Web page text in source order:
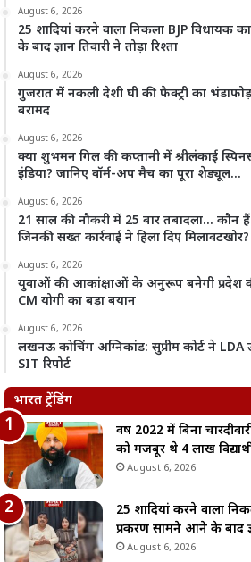
August 6, 2026
25 शादियां करने वाला निकला BJP विधायक
के बाद ज्ञान तिवारी ने तोड़ा रिश्ता
August 6, 2026
गुजरात में नकली देशी घी की फैक्ट्री का
बरामद
August 6, 2026
क्या शुभमन गिल की कप्तानी में श्रीलंकाई
इंडिया? जानिए वॉर्म-अप मैच का पूरा शेड्यूल…
August 6, 2026
21 साल की नौकरी में 25 बार तबादला… कौन
जिनकी सख्त कार्रवाई ने हिला दिए मिलावटखोर?
August 6, 2026
युवाओं की आकांक्षाओं के अनुरूप बनेगी प्रदेश
CM योगी का बड़ा बयान
August 6, 2026
लखनऊ कोचिंग अग्निकांड: सुप्रीम कोर्ट ने LDA
SIT रिपोर्ट
भारत ट्रेंडिंग
वर्ष 2022 में बिना
को मजबूर थे 4 लाख
August 6, 2026
25 शादियां करने वाला
प्रकरण सामने आने के बाद
August 6, 2026